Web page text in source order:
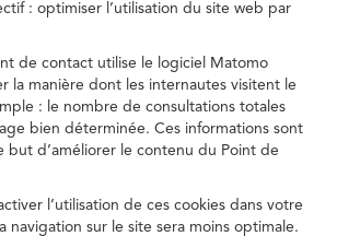
: optimiser l’utilisation du site web par
de contact utilise le logiciel Matomo
la manière dont les internautes visitent le
: le nombre de consultations totales
bien déterminée. Ces informations sont
but d’améliorer le contenu du Point de
l’utilisation de ces cookies dans votre
navigation sur le site sera moins optimale.